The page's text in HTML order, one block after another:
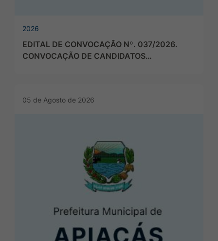
2026
EDITAL DE CONVOCAÇÃO Nº. 037/2026.
CONVOCAÇÃO DE CANDIDATOS…
05 de Agosto de 2026